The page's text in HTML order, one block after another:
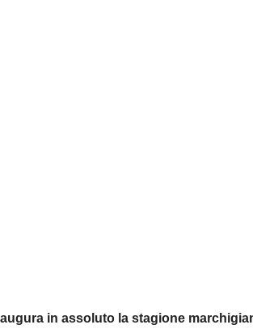
in assoluto la stagione